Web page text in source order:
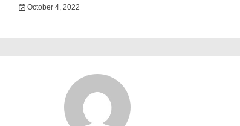
October 4, 2022